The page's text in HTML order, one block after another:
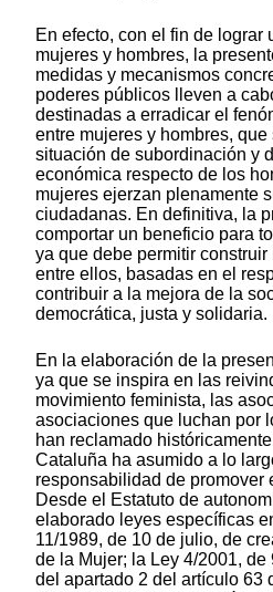
En efecto, con el fin de lograr
mujeres y hombres, la
medidas y mecanismos
poderes públicos lleven a
destinadas a erradicar el
entre mujeres y hombres,
situación de subordinación y
económica respecto de los
mujeres ejerzan plenamente
ciudadanas. En definitiva, la
comportar un beneficio para
ya que debe permitir
entre ellos, basadas en el
contribuir a la mejora de la
democrática, justa y solidaria.
En la elaboración de la
ya que se inspira en las
movimiento feminista, las
asociaciones que luchan por
han reclamado
Cataluña ha asumido a lo
responsabilidad de promover
Desde el Estatuto de
elaborado leyes específicas
11/1989, de 10 de julio, de
de la Mujer; la Ley 4/2001,
del apartado 2 del artículo 63